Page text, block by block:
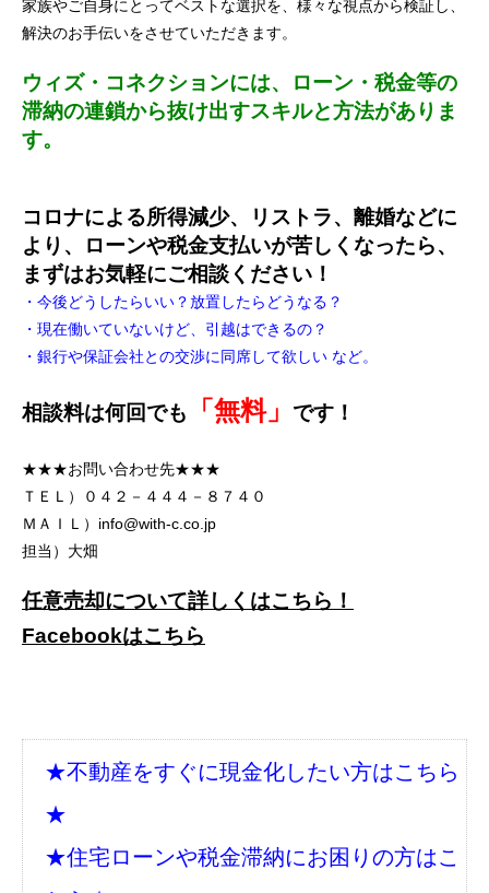
家族やご自身にとってベストな選択を、様々な視点から検証し、
解決のお手伝いをさせていただきます。
ウィズ・コネクションには、ローン・税金等の
滞納の連鎖から抜け出すスキルと方法がありま
す。
コロナによる所得減少、リストラ、離婚などに
より、ローンや税金支払いが苦しくなったら、
まずはお気軽にご相談ください！
・今後どうしたらいい？放置したらどうなる？
・現在働いていないけど、引越はできるの？
・銀行や保証会社との交渉に同席して欲しい など。
相談料は何回でも 「無料」 です！
★★★お問い合わせ先★★★
ＴＥＬ）
０４２－４４４－８７４０
ＭＡＩＬ） info@with-c.co.jp
担当）大畑
任意売却について詳しくはこちら！
Facebookはこちら
★不動産をすぐに現金化したい方はこちら
★
★住宅ローンや税金滞納にお困りの方はこ